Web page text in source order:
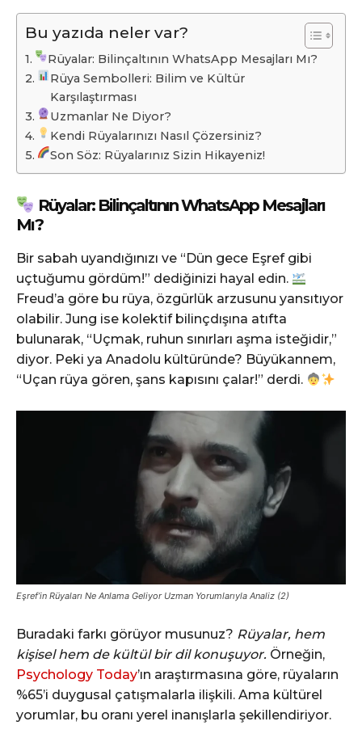
Bu yazıda neler var?
Rüyalar: Bilinçaltının WhatsApp Mesajları Mı?
Rüya Sembolleri: Bilim ve Kültür
Karşılaştırması
Uzmanlar Ne Diyor?
Kendi Rüyalarınızı Nasıl Çözersiniz?
Son Söz: Rüyalarınız Sizin Hikayeniz!
Rüyalar: Bilinçaltının WhatsApp Mesajları
Mı?
Bir sabah uyandığınızı ve “Dün gece Eşref gibi
uçtuğumu gördüm!” dediğinizi hayal edin.
Freud’a göre bu rüya, özgürlük arzusunu yansıtıyor
olabilir. Jung ise kolektif bilinçdışına atıfta
bulunarak, “Uçmak, ruhun sınırları aşma isteğidir,”
diyor. Peki ya Anadolu kültüründe? Büyükannem,
“Uçan rüya gören, şans kapısını çalar!” derdi.
Eşref’in Rüyaları Ne Anlama Geliyor Uzman Yorumlarıyla Analiz (2)
Buradaki farkı görüyor musunuz? Rüyalar, hem
kişisel hem de kültül bir dil konuşuyor. Örneğin,
Psychology Today’ın araştırmasına göre, rüyaların
%65’i duygusal çatışmalarla ilişkili. Ama kültürel
yorumlar, bu oranı yerel inanışlarla şekillendiriyor.